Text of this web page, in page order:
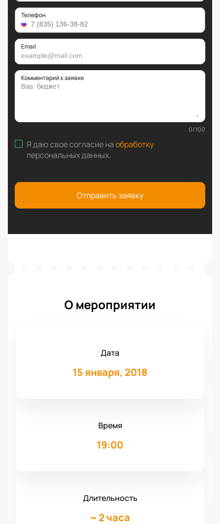
Телефон
Email
Комментарий к заявке
0/100
Я даю свое согласие наобработку
персональных данных.
Отправить заявку
О мероприятии
Дата
15 января, 2018
Время
19:00
Длительность
~ 2 часа